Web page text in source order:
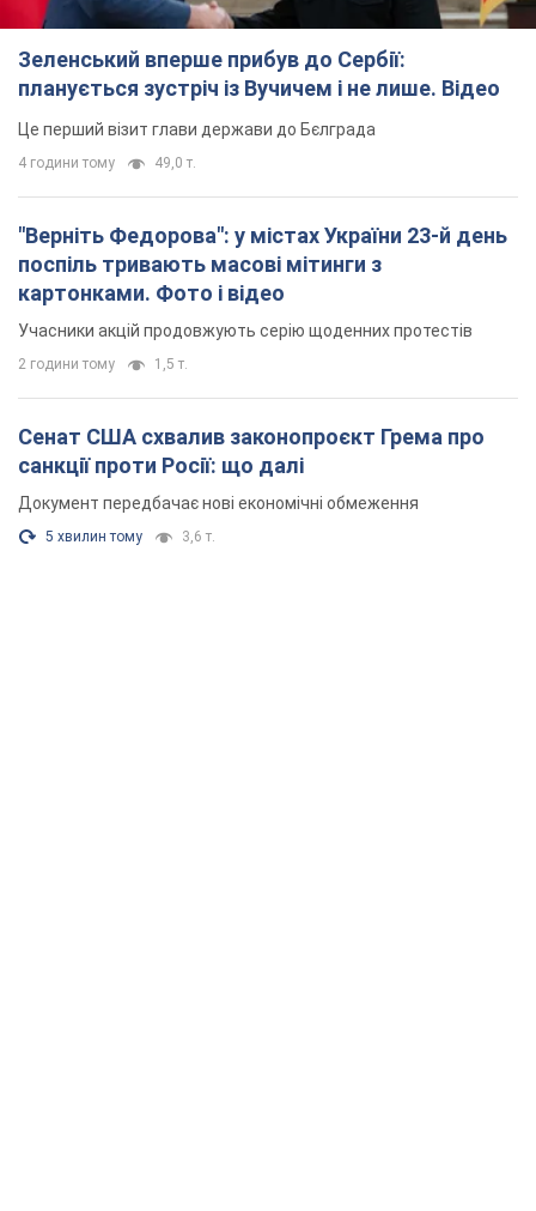
Зеленський вперше прибув до Сербії:
планується зустріч із Вучичем і не лише. Відео
Це перший візит глави держави до Бєлграда
4 години тому 49,0 т.
"Верніть Федорова": у містах України 23-й день
поспіль тривають масові мітинги з
картонками. Фото і відео
Учасники акцій продовжують серію щоденних протестів
2 години тому 1,5 т.
Сенат США схвалив законопроєкт Грема про
санкції проти Росії: що далі
Документ передбачає нові економічні обмеження
5 хвилин тому 3,6 т.